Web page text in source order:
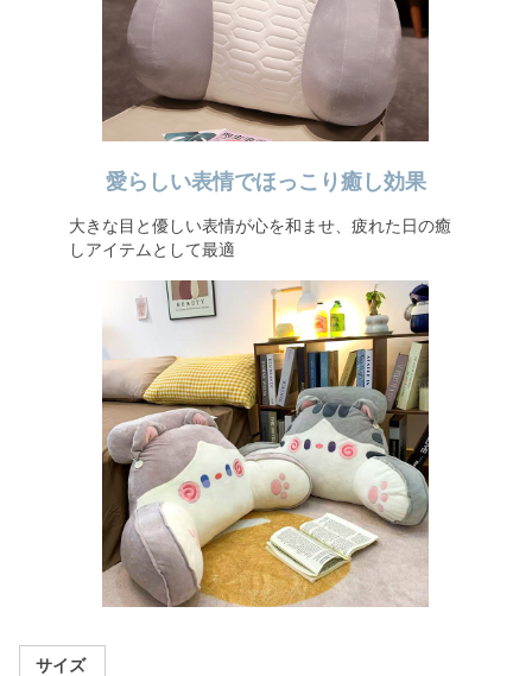
愛らしい表情でほっこり癒し効果
大きな目と優しい表情が心を和ませ、疲れた日の癒
しアイテムとして最適
サイズ